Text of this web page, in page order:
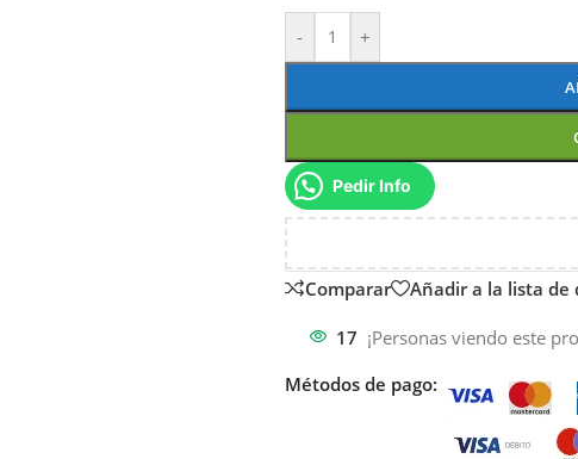
- +
Pedir Info
Comparar Añadir a la lista de
17 ¡Personas viendo este
Métodos de pago: